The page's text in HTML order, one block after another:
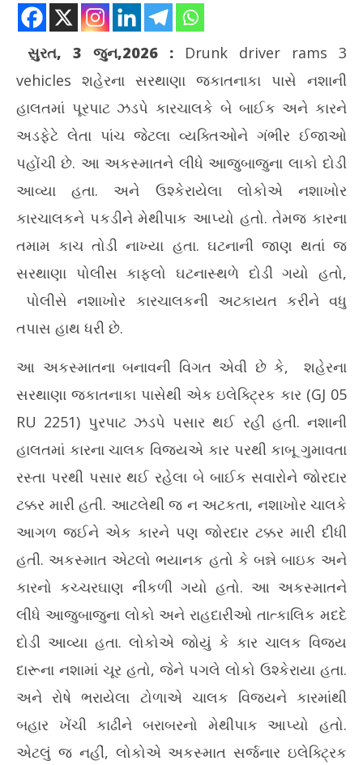
સુરતમાં નશાની હાલતમાં કારચાલકે 3 વાહનોને અડફેટે લીધા, લોકોએ
કારચાલકની ધોલાઈ કરી
June
3,
2026
સુરત, 3 જુન,2026 : Drunk driver rams 3
vehicles શહેરના સરથાણા જકાતનાકા પાસે નશાની
હાલતમાં પૂરપાટ ઝડપે કારચાલકે બે બાઈક અને કારને
અડફેટે લેતા પાંચ જેટલા વ્યક્તિઓને ગંભીર ઈજાઓ
પહોંચી છે. આ અકસ્માતને લીધે આજુબાજુના લાકો દોડી
આવ્યા હતા. અને ઉશ્કેરાયેલા લોકોએ નશાખોર
કારચાલકને પકડીને મેથીપાક આપ્યો હતો. તેમજ કારના
તમામ કાચ તોડી નાખ્યા હતા. ઘટનાની જાણ થતાં જ
સરથાણા પોલીસ કાફલો ઘટનાસ્થળે દોડી ગયો હતો,
પોલીસે નશાખોર કારચાલકની અટકાયત કરીને વધુ
તપાસ હાથ ધરી છે.
આ અકસ્માતના બનાવની વિગત એવી છે કે, શહેરના
સરથાણા જકાતનાકા પાસેથી એક ઇલેક્ટ્રિક કાર (GJ 05
RU 2251) પુરપાટ ઝડપે પસાર થઈ રહી હતી. નશાની
હાલતમાં કારના ચાલક વિજયએ કાર પરથી કાબૂ ગુમાવતા
રસ્તા પરથી પસાર થઈ રહેલા બે બાઈક સવારોને જોરદાર
ટક્કર મારી હતી. આટલેથી જ ન અટકતા, નશાખોર ચાલકે
આગળ જઈને એક કારને પણ જોરદાર ટક્કર મારી દીધી
હતી. અકસ્માત એટલો ભયાનક હતો કે બન્ને બાઇક અને
કારનો કચ્ચરઘાણ નીકળી ગયો હતો. આ અકસ્માતને
લીધે આજુબાજુના લોકો અને રાહદારીઓ તાત્કાલિક મદદે
દોડી આવ્યા હતા. લોકોએ જોયું કે કાર ચાલક વિજય
દારૂના નશામાં ચૂર હતો, જેને પગલે લોકો ઉશ્કેરાયા હતા.
અને રોષે ભરાયેલા ટોળાએ ચાલક વિજયને કારમાંથી
બહાર ખેંચી કાઢીને બરાબરનો મેથીપાક આપ્યો હતો.
એટલું જ નહીં, લોકોએ અકસ્માત સર્જનાર ઇલેક્ટ્રિક